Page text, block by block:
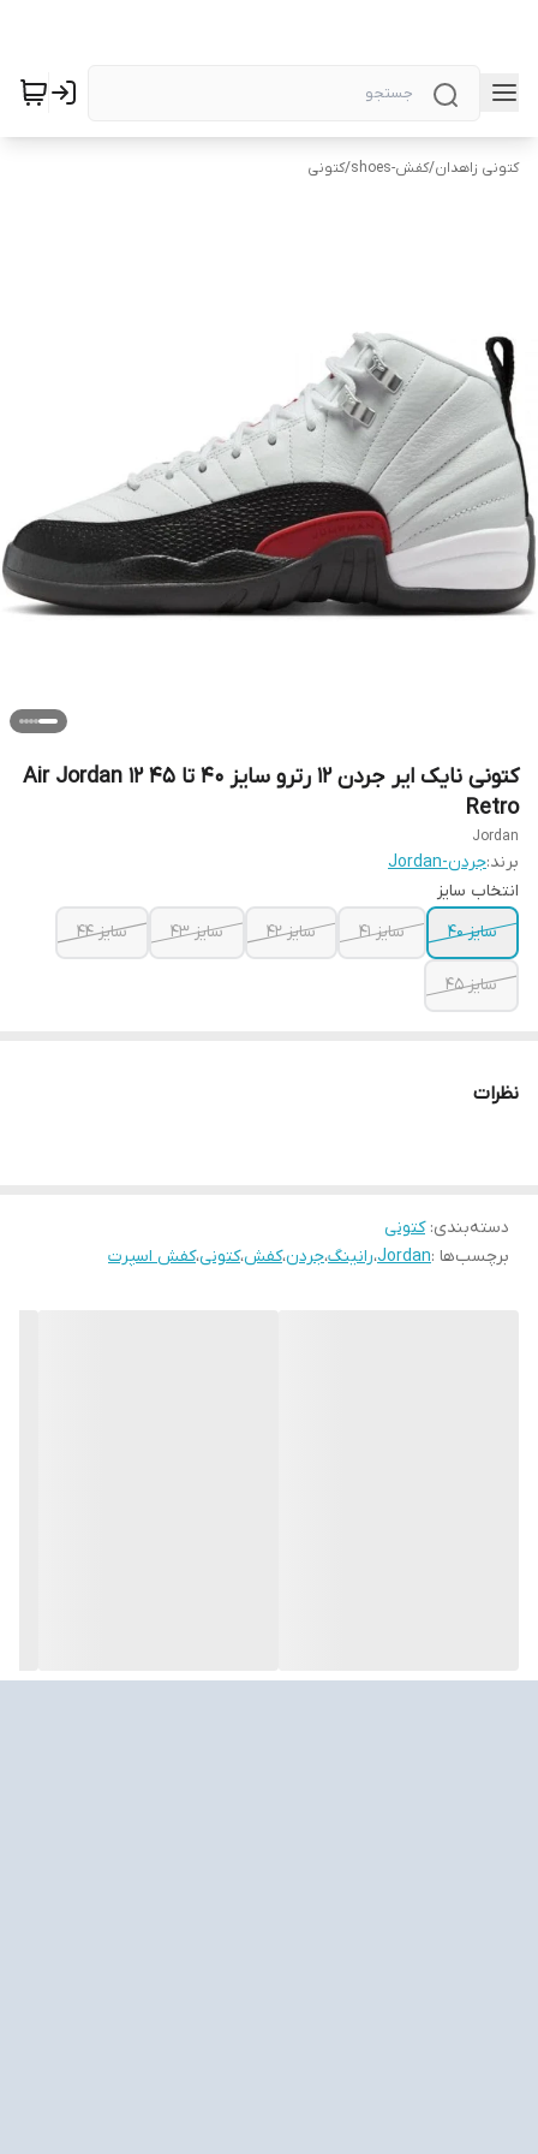
کتونی زاهدان/کفش-shoes /کتونی
کتونی نایک ایر جردن 12 رترو سایز ۴۰ تا ۴۵ Air Jordan 12
Retro
Jordan
برند:جردن-Jordan
انتخاب سایز
سایز ۴۰
سایز ۴۱ سایز ۴۲ سایز ۴۳ سایز ۴۴
سایز ۴۵
نظرات
دسته‌بندی:کتونی
برچسب‌ها :Jordan،رانینگ،جردن،کفش،کتونی،کفش اسپرت